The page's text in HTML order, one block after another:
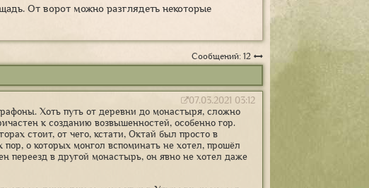
От ворот можно разглядеть некоторые
Сообщений: 12
07.03.2021 03:12
Хоть путь от деревни до монастыря, сложно
к созданию возвышенностей, особенно гор.
стоит, от чего, кстати, Октай был просто в
пор, о которых монгол вспоминать не хотел, прошёл
переезд в другой монастырь, он явно не хотел даже